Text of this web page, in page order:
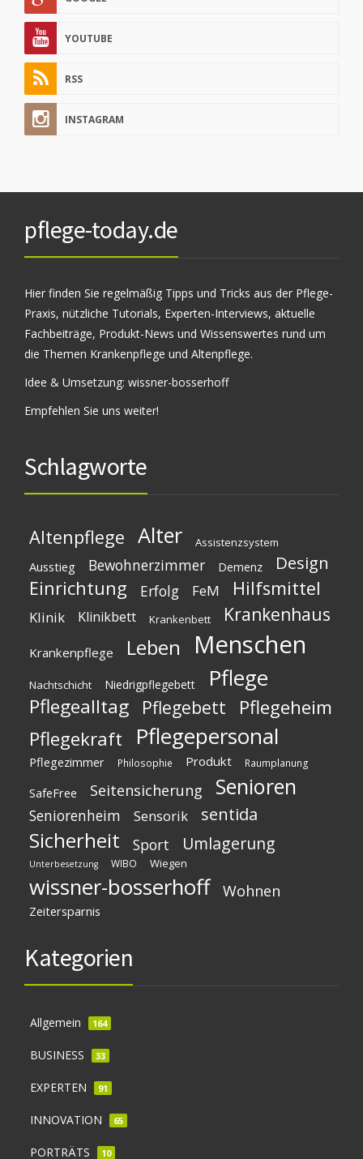
YOUTUBE
RSS
INSTAGRAM
pflege-today.de
Hier finden Sie regelmäßig Tipps und Tricks aus der Pflege-
Praxis, nützliche Tutorials, Experten-Interviews, aktuelle
Fachbeiträge, Produkt-News und Wissenswertes rund um
die Themen Krankenpflege und Altenpflege.
Idee & Umsetzung: wissner-bosserhoff
Empfehlen Sie uns weiter!
Schlagworte
Altenpflege Alter Assistenzsystem
Ausstieg Bewohnerzimmer Demenz Design
Einrichtung Erfolg FeM Hilfsmittel
Klinik Klinikbett Krankenbett Krankenhaus
Krankenpflege Leben Menschen
Nachtschicht Niedrigpflegebett Pflege
Pflegealltag Pflegebett
Pflegeheim
Pflegekraft
Pflegepersonal
Pflegezimmer Philosophie Produkt Raumplanung
SafeFree Seitensicherung Senioren
Seniorenheim Sensorik sentida
Sicherheit Sport Umlagerung
Unterbesetzung WIBO Wiegen
wissner-bosserhoff Wohnen
Zeitersparnis
Kategorien
Allgemein 164
BUSINESS 33
EXPERTEN 91
INNOVATION 65
PORTRÄTS 10